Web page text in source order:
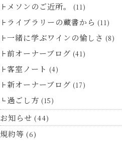
メソンのご近所。 (11)
ライブラリーの蔵書から (11)
一緒に学ぶワインの愉しさ (8)
前オーナーブログ (41)
客室ノート (4)
新オーナーブログ (17)
過ごし方 (15)
お知らせ (44)
規約等 (6)